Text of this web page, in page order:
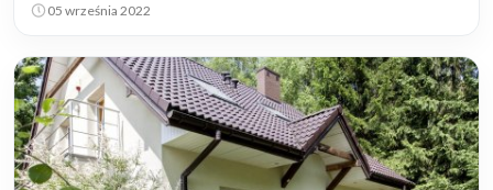
05 września 2022